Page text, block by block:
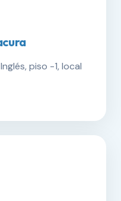
piso -1, local